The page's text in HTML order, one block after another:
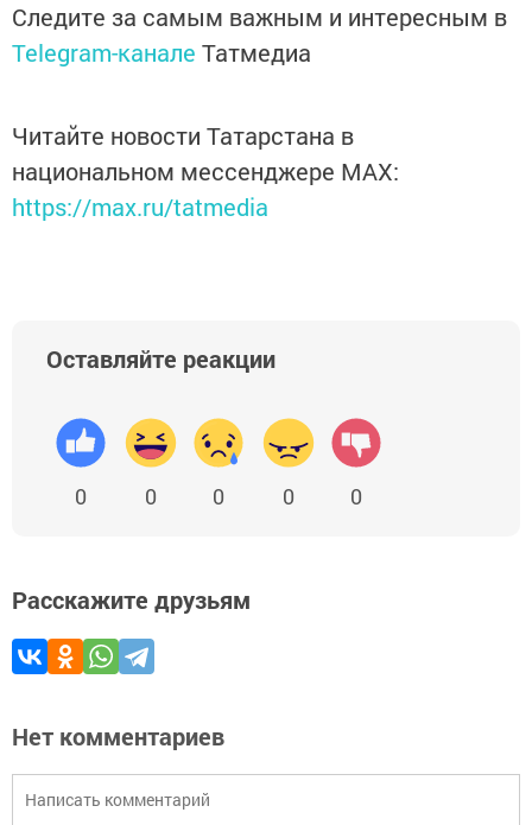
Следите за самым важным и интересным в
Telegram-канале Татмедиа
Читайте новости Татарстана в
национальном мессенджере MАХ:
https://max.ru/tatmedia
Оставляйте реакции
0 0 0 0 0
Расскажите друзьям
Нет комментариев